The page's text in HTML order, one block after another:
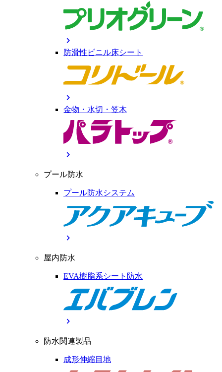
chevron_right
防滑性ビニル床シート
chevron_right
金物・水切・笠木
chevron_right
プール防水
プール防水システム
chevron_right
屋内防水
EVA樹脂系シート防水
chevron_right
防水関連製品
成形伸縮目地